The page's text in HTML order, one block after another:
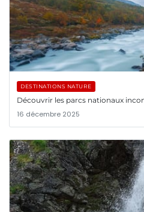
DESTINATIONS NATURE
Découvrir les parcs nationaux
16 décembre 2025